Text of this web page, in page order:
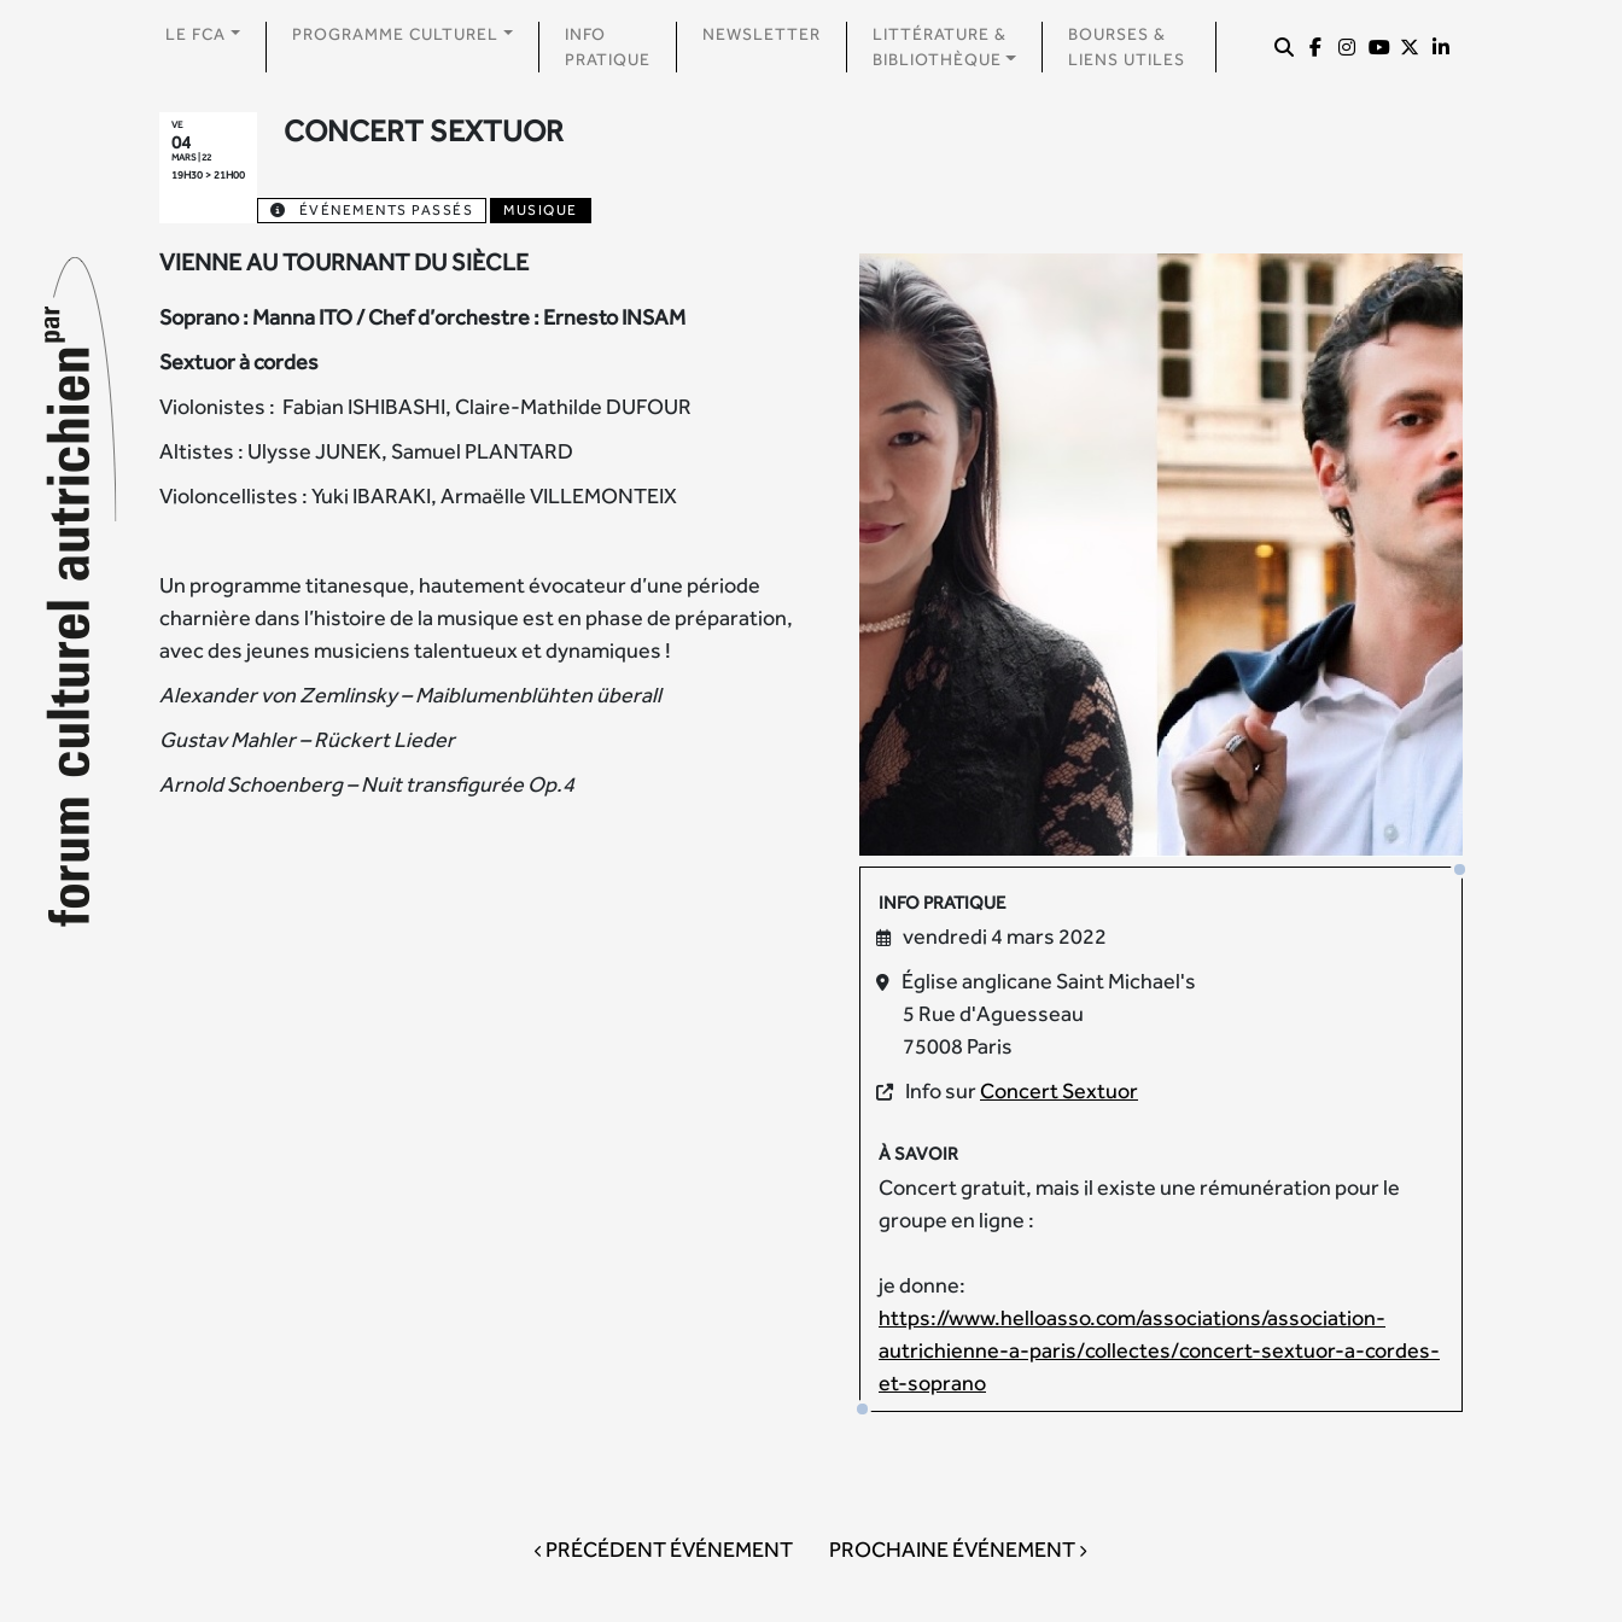
LE FCA PROGRAMME CULTUREL
INFO
PRATIQUE
NEWSLETTER
LITTÉRATURE &
BIBLIOTHÈQUE
BOURSES &
LIENS UTILES
VE
04
MARS | 22
19H30 > 21H00
CONCERT SEXTUOR
ÉVÉNEMENTS PASSÉS MUSIQUE
INFO PRATIQUE
vendredi 4 mars 2022
Église anglicane Saint Michael's
5 Rue d'Aguesseau
75008 Paris
Info surConcert Sextuor
À SAVOIR
Concert gratuit, mais il existe une rémunération pour le
groupe en ligne :
je donne:
https://www.helloasso.com/associations/association-
autrichienne-a-paris/collectes/concert-sextuor-a-cordes-
et-soprano
VIENNE AU TOURNANT DU SIÈCLE
Soprano : Manna ITO / Chef d’orchestre : Ernesto INSAM
Sextuor à cordes
Violonistes : Fabian ISHIBASHI, Claire-Mathilde DUFOUR
Altistes : Ulysse JUNEK, Samuel PLANTARD
Violoncellistes : Yuki IBARAKI, Armaëlle VILLEMONTEIX
Un programme titanesque, hautement évocateur d’une période
charnière dans l’histoire de la musique est en phase de préparation,
avec des jeunes musiciens talentueux et dynamiques !
Alexander von Zemlinsky – Maiblumenblühten überall
Gustav Mahler – Rückert Lieder
Arnold Schoenberg – Nuit transfigurée Op.4
PRÉCÉDENT ÉVÉNEMENT PROCHAINE ÉVÉNEMENT